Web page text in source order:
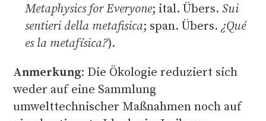
Metaphysics for Everyone; ital. Übers. Sui
sentieri della metafisica; span. Übers. ¿Qué
es la metafísica?).
Anmerkung: Die Ökologie reduziert sich
weder auf eine Sammlung
umwelttechnischer Maßnahmen noch auf